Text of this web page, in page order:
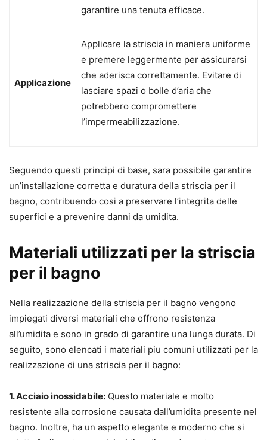
garantire una tenuta efficace.
Applicazione
Applicare la striscia in maniera uniforme
e premere leggermente per assicurarsi
che aderisca correttamente. Evitare di
lasciare spazi o bolle d’aria che
potrebbero compromettere
l’impermeabilizzazione.
Seguendo questi principi di base, sara possibile garantire
un’installazione corretta e duratura della striscia per il
bagno, contribuendo cosi a preservare l’integrita delle
superfici e a prevenire danni da umidita.
Materiali utilizzati per la striscia
per il bagno
Nella realizzazione della striscia per il bagno vengono
impiegati diversi materiali che offrono resistenza
all’umidita e sono in grado di garantire una lunga durata. Di
seguito, sono elencati i materiali piu comuni utilizzati per la
realizzazione di una striscia per il bagno:
1. Acciaio inossidabile: Questo materiale e molto
resistente alla corrosione causata dall’umidita presente nel
bagno. Inoltre, ha un aspetto elegante e moderno che si